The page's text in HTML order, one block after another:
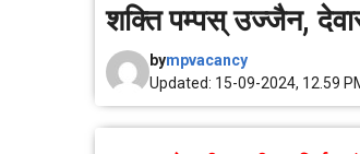
शक्ति पम्‍पस् उज्‍जैन,
bympvacancy
Updated: 15-09-2024, 12.59